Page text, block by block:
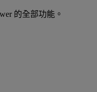
的全部功能。